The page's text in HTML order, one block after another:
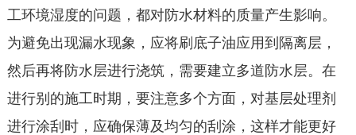
工环境湿度的问题，都对防水材料的质量产生影响。
为避免出现漏水现象，应将刷底子油应用到隔离层，
然后再将防水层进行浇筑，需要建立多道防水层。在
进行别的施工时期，要注意多个方面，对基层处理剂
进行涂刮时，应确保薄及均匀的刮涂，这样才能更好